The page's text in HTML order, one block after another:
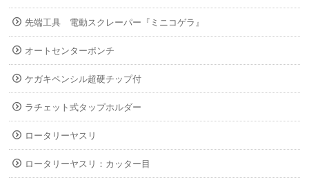
先端工具 電動スクレーパー『ミニコゲラ』
オートセンターポンチ
ケガキペンシル超硬チップ付
ラチェット式タップホルダー
ロータリーヤスリ
ロータリーヤスリ：カッター目